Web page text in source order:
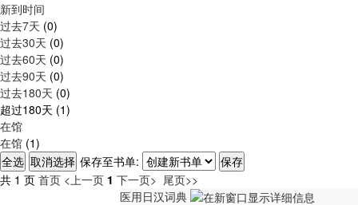
新到时间
过去7天 (0)
过去30天 (0)
过去60天 (0)
过去90天 (0)
过去180天 (0)
超过180天 (1)
在馆
在馆 (1)
保存至书单:
共 1 页 首页 <上一页 1 下一页> 尾页>>
医用日汉词典